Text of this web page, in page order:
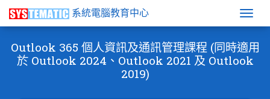
系統電腦教育中心
Outlook 365 個人資訊及通訊管理課程 (同時適用
於 Outlook 2024、Outlook 2021 及 Outlook
2019)